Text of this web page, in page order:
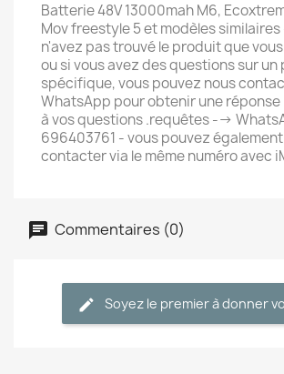
Batterie 48V 13000mah M6,
Mov freestyle 5 et modèles similaires
n'avez pas trouvé le produit que
ou si vous avez des questions sur
spécifique, vous pouvez nous
WhatsApp pour obtenir une
à vos questions .requêtes -->
696403761 - vous pouvez
contacter via le même numéro avec
Commentaires (0)
Soyez le premier à donner